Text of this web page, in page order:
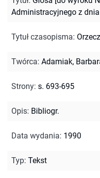
Administracyjnego z
Tytuł czasopisma:
Twórca: Adamiak,
Strony: s. 693-695
Opis: Bibliogr.
Data wydania: 1990
Typ: Tekst